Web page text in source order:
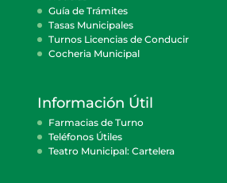
Guía de Trámites
Tasas Municipales
Turnos Licencias de Conducir
Cocheria Municipal
Información Útil
Farmacias de Turno
Teléfonos Útiles
Teatro Municipal: Cartelera